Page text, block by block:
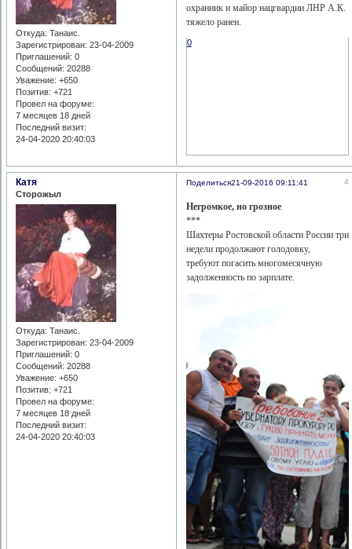
Откуда: Танаис.
Зарегистрирован: 23-04-2009
Приглашений: 0
Сообщений: 20288
Уважение: +650
Позитив: +721
Провел на форуме:
7 месяцев 18 дней
Последний визит:
24-04-2020 20:40:03
охранник и майор нацгвардии ЛНР А.К.
тяжело ранен.
0
Поделиться 4
21-09-2016 09:11:41
Катя
Сторожыл
Откуда: Танаис.
Зарегистрирован: 23-04-2009
Приглашений: 0
Сообщений: 20288
Уважение: +650
Позитив: +721
Провел на форуме:
7 месяцев 18 дней
Последний визит:
24-04-2020 20:40:03
Негромкое, но грозное
***
Шахтеры Ростовской области России три
недели продолжают голодовку,
требуют погасить многомесячную
задолженность по зарплате.